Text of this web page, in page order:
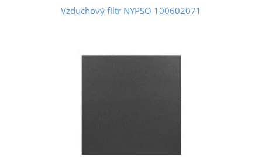
Vzduchový filtr NYPSO 100602071